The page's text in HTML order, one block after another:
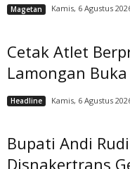
Magetan Kamis, 6 Agustus
Cetak Atlet
Lamongan
Headline Kamis, 6 Agustus
Bupati Andi
Disnakertrans